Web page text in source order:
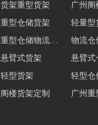
重型仓储货架
轻量型
物流仓
悬臂式货架
悬臂式
轻型货架
轻型仓
阁楼货架定制
广州重
仓储货架品牌
阁楼式